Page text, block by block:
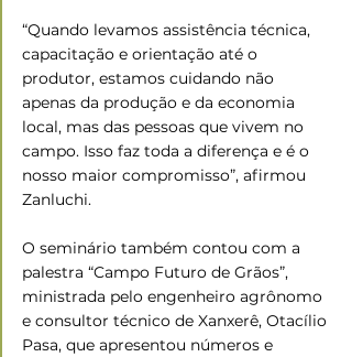
“Quando levamos assistência técnica,
capacitação e orientação até o
produtor, estamos cuidando não
apenas da produção e da economia
local, mas das pessoas que vivem no
campo. Isso faz toda a diferença e é o
nosso maior compromisso”, afirmou
Zanluchi.
O seminário também contou com a
palestra “Campo Futuro de Grãos”,
ministrada pelo engenheiro agrônomo
e consultor técnico de Xanxerê, Otacílio
Pasa, que apresentou números e